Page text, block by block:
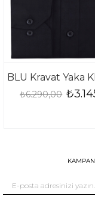
BLU Kravat Yaka Klasik Gömlek
₺3.145,00